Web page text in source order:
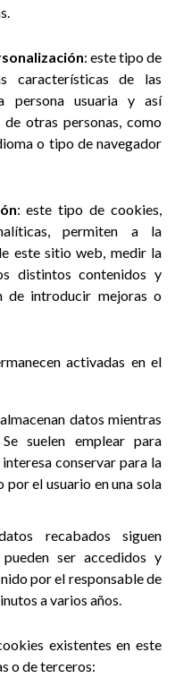
: este tipo de
características de las
persona usuaria y así
otras personas, como
o tipo de navegador
: este tipo de cookies,
permiten a la
este sitio web, medir la
distintos contenidos y
de introducir mejoras o
activadas en el
datos mientras
suelen emplear para
conservar para la
el usuario en una sola
recabados siguen
ser accedidos y
por el responsable de
a varios años.
existentes en este
o de terceros: